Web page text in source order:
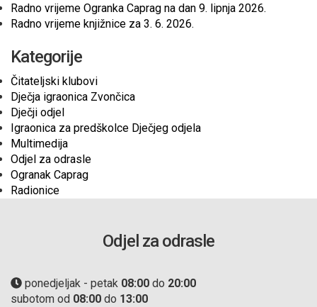
Radno vrijeme Ogranka Caprag na dan 9. lipnja 2026.
Radno vrijeme knjižnice za 3. 6. 2026.
Kategorije
Čitateljski klubovi
Dječja igraonica Zvončica
Dječji odjel
Igraonica za predškolce Dječjeg odjela
Multimedija
Odjel za odrasle
Ogranak Caprag
Radionice
Odjel za odrasle
ponedjeljak - petak 08:00 do 20:00
subotom od 08:00 do 13:00